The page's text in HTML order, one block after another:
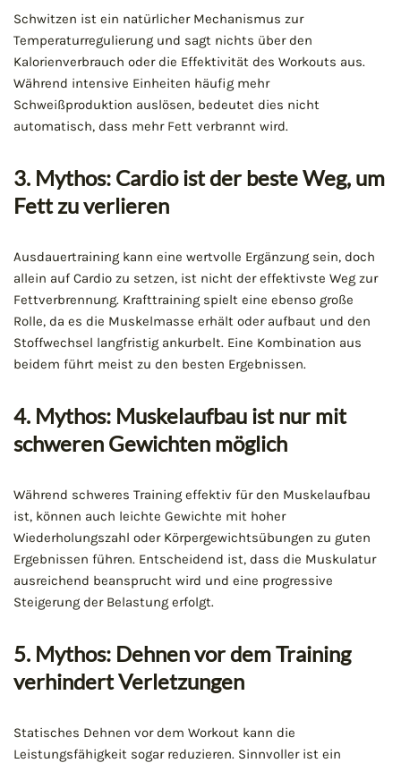
Schwitzen ist ein natürlicher Mechanismus zur
Temperaturregulierung und sagt nichts über den
Kalorienverbrauch oder die Effektivität des Workouts aus.
Während intensive Einheiten häufig mehr
Schweißproduktion auslösen, bedeutet dies nicht
automatisch, dass mehr Fett verbrannt wird.
3. Mythos: Cardio ist der beste Weg, um
Fett zu verlieren
Ausdauertraining kann eine wertvolle Ergänzung sein, doch
allein auf Cardio zu setzen, ist nicht der effektivste Weg zur
Fettverbrennung. Krafttraining spielt eine ebenso große
Rolle, da es die Muskelmasse erhält oder aufbaut und den
Stoffwechsel langfristig ankurbelt. Eine Kombination aus
beidem führt meist zu den besten Ergebnissen.
4. Mythos: Muskelaufbau ist nur mit
schweren Gewichten möglich
Während schweres Training effektiv für den Muskelaufbau
ist, können auch leichte Gewichte mit hoher
Wiederholungszahl oder Körpergewichtsübungen zu guten
Ergebnissen führen. Entscheidend ist, dass die Muskulatur
ausreichend beansprucht wird und eine progressive
Steigerung der Belastung erfolgt.
5. Mythos: Dehnen vor dem Training
verhindert Verletzungen
Statisches Dehnen vor dem Workout kann die
Leistungsfähigkeit sogar reduzieren. Sinnvoller ist ein